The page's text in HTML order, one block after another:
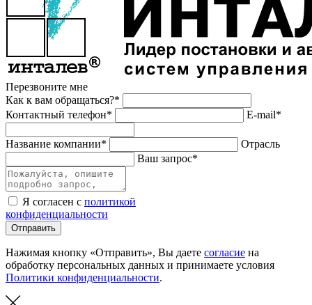
Перезвоните мне
Как к вам обращаться?*
Контактный телефон*
E-mail*
Название компании*
Отрасль
Ваш запрос*
Я согласен с политикой
конфиденциальности
Отправить
Нажимая кнопку «Отправить», Вы даете согласие на
обработку персональных данных и принимаете условия
Политики конфиденциальности.